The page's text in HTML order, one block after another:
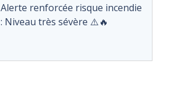
Alerte renforcée risque incendie
: Niveau très sévère ⚠️🔥